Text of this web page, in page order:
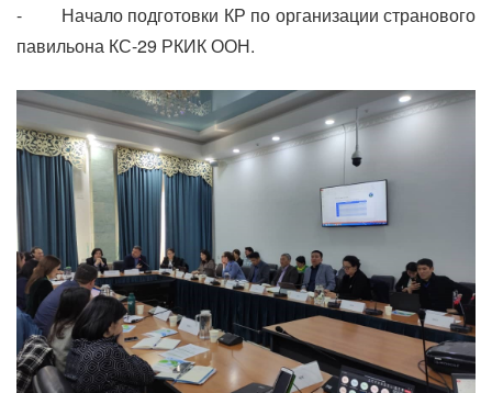
- Начало подготовки КР по организации странового
павильона КС-29 РКИК ООН.